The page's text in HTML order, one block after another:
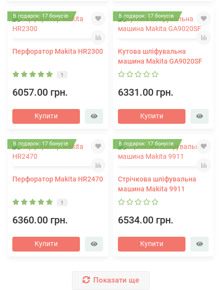
В подарок: 17 бонусів
Перфоратор Makita HR2300
1
6057.00 грн.
Купити
В подарок: 17 бонусів
Кутова шліфувальна
машина Makita GA9020SF
6331.00 грн.
Купити
В подарок: 17 бонусів
Перфоратор Makita HR2470
1
6360.00 грн.
Купити
В подарок: 17 бонусів
Стрічкова шліфувальна
машина Makita 9911
6534.00 грн.
Купити
Показати ще